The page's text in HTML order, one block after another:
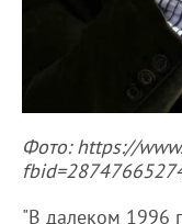
Фото: https://
"В далеком 1996